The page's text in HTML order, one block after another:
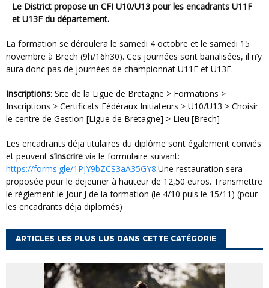
Le District propose un CFI U10/U13 pour les encadrants U11F
et U13F du département.
La formation se déroulera le samedi 4 octobre et le samedi 15
novembre à Brech (9h/16h30). Ces journées sont banalisées, il n’y
aura donc pas de journées de championnat U11F et U13F.
Inscriptions: Site de la Ligue de Bretagne > Formations >
Inscriptions > Certificats Fédéraux Initiateurs > U10/U13 > Choisir
le centre de Gestion [Ligue de Bretagne] > Lieu [Brech]
Les encadrants déja titulaires du diplôme sont également conviés
et peuvent s’inscrire via le formulaire suivant:
https://forms.gle/1PjY9bZCS3aA35GY8.Une restauration sera
proposée pour le dejeuner à hauteur de 12,50 euros. Transmettre
le réglement le Jour J de la formation (le 4/10 puis le 15/11) (pour
les encadrants déja diplomés)
ARTICLES LES PLUS LUS DANS CETTE CATÉGORIE